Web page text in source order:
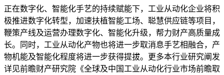
正在数字化、智能化手艺的持续赋能下，工业从动化企业将积
极推进数字化转型，加速扶植智能工场、聪慧供应链等项目，
鞭策产线及运营办理数字化、智能化升级，帮力财产高质量成
长。同时，工业从动化产物也将进一步取消息手艺相融合，产
物机能及智能化程度将进一步获得提拔。更多本行业研究阐发
详见前瞻财产研究院《全球及中国工业从动化行业市场前瞻取